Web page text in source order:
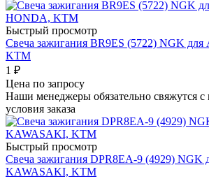
Быстрый просмотр
Свеча зажигания BR9ES (5722) NGK
KTM
1 ₽
Цена по запросу
Наши менеджеры обязательно свяжутся с
условия заказа
Быстрый просмотр
Свеча зажигания DPR8EA-9 (4929) NGK
KAWASAKI, KTM